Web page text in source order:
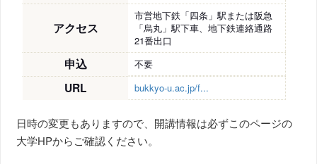
アクセス
市営地下鉄「四条」駅または阪急
「烏丸」駅下車、地下鉄連絡通路
21番出口
申込 不要
URL bukkyo-u.ac.jp/f...
日時の変更もありますので、開講情報は必ずこのページの
大学HPからご確認ください。